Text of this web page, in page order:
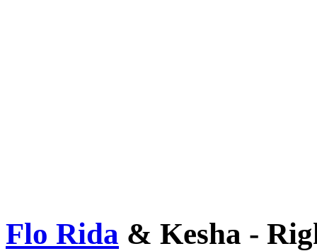
Flo Rida & Kesha -